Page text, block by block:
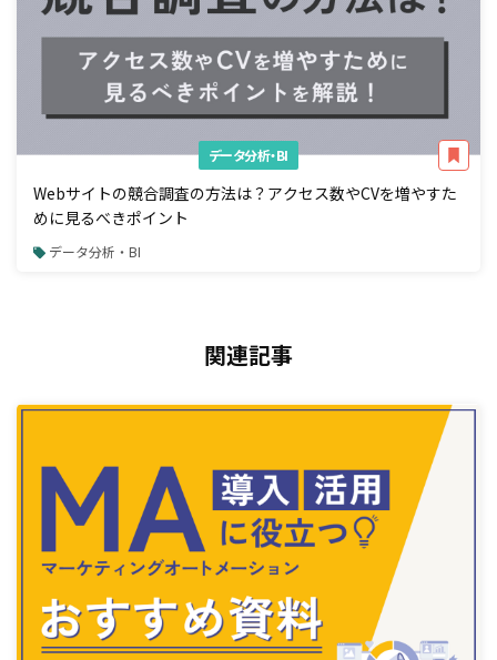
データ分析・BI
Webサイトの競合調査の方法は？アクセス数やCVを増やすた
めに見るべきポイント
データ分析・BI
関連記事